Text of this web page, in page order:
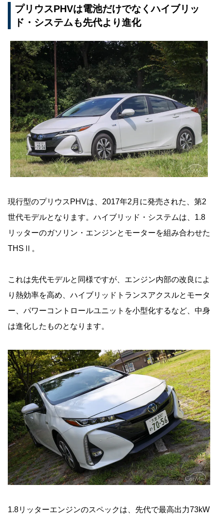
プリウスPHVは電池だけでなくハイブリッ
ド・システムも先代より進化
現行型のプリウスPHVは、2017年2月に発売された、第2
世代モデルとなります。ハイブリッド・システムは、1.8
リッターのガソリン・エンジンとモーターを組み合わせた
THSⅡ。
これは先代モデルと同様ですが、エンジン内部の改良によ
り熱効率を高め、ハイブリッドトランスアクスルとモータ
ー、パワーコントロールユニットを小型化するなど、中身
は進化したものとなります。
1.8リッターエンジンのスペックは、先代で最高出力73kW